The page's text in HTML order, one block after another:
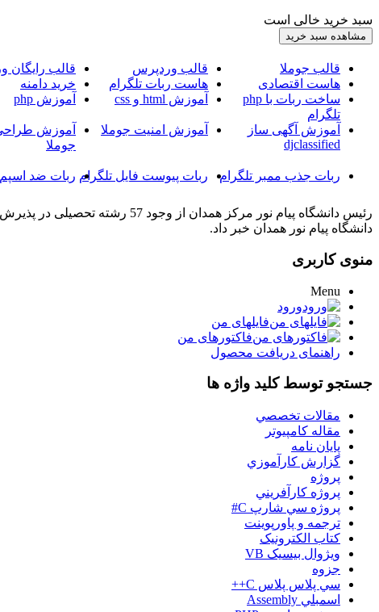
سبد خرید خالی است
قالب جوملا قالب وردپرس قالب رایگان
هاست اقتصادی
هاست ربات تلگرام خرید دامنه
ساخت ربات با php
تلگرام
آموزش html و css آموزش php
آموزش آگهی ساز
djclassified
آموزش امنیت جوملا
آموزش
جوملا
ربات جذب ممبر تلگرام
ربات پیوست فایل تلگرام ربات ضد اسپم
دانشگاه پیام نور همدان خبر داد.
منوی کاربری
Menu
ورود
فایلهای من
فاکتورهای من
راهنمای دریافت محصول
جستجو توسط کلید واژه ها
مقالات تخصصي
مقاله کامپیوتر
پایان نامه
گزارش کارآموزي
پروژه
پروژه کارآفريني
پروژه سي شارپ C#
ترجمه و پاورپوينت
کتاب الکترونيک
ويژوال بيسيک VB
جزوه
سي پلاس پلاس C++
اسمبلي Assembly